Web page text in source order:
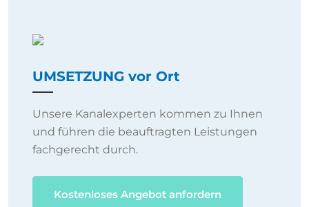
UMSETZUNG vor Ort
Unsere Kanalexperten kommen zu Ihnen
und führen die beauftragten Leistungen
fachgerecht durch.
Kostenloses Angebot anfordern